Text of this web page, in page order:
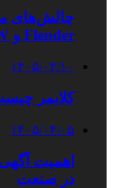
چالش‌های
Flender و SEW تا تولیدکنندگان تخصصی ایرانی
۱۴۰۵/۰۴/۱۰
کلایمر
۱۴۰۵/۰۴/۰۵
اهمیت
در صنعت